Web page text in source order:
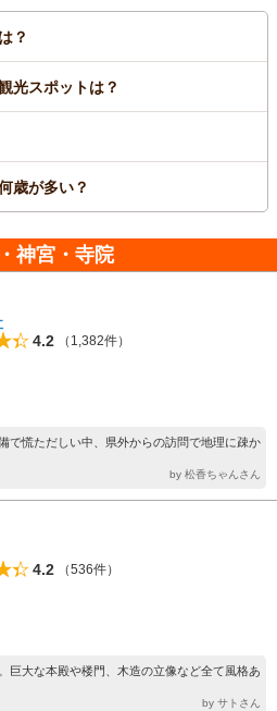
？
光スポットは？
歳が多い？
神宮・寺院
4.2
（1,382件）
で慌ただしい中、県外からの訪問で地理に疎か
by 松香ちゃんさん
4.2
（536件）
巨大な本殿や楼門、木造の立像など全て風格あ
by サトさん